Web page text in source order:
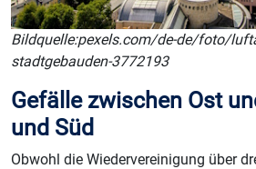
Bildquelle:pexels.com/de-de/foto/
stadtgebauden-3772193
Gefälle zwischen Ost
und Süd
Obwohl die Wiedervereinigung über